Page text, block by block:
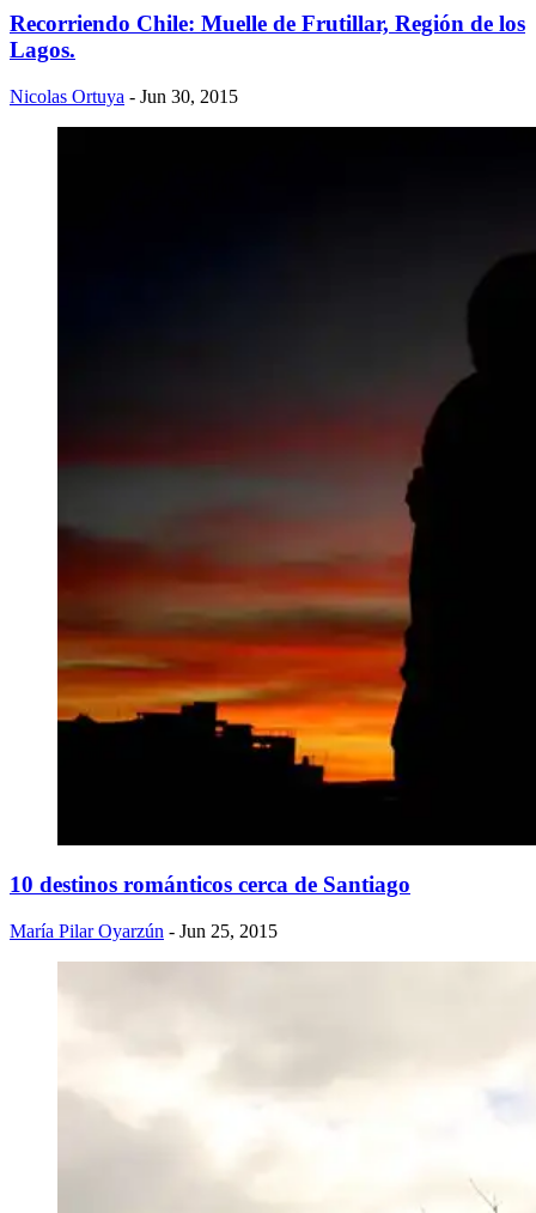
Recorriendo Chile: Muelle de Frutillar, Región de los
Lagos.
Nicolas Ortuya - Jun 30, 2015
10 destinos románticos cerca de Santiago
María Pilar Oyarzún - Jun 25, 2015